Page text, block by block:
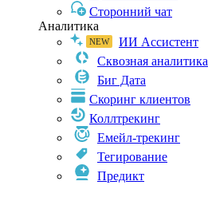
Сторонний чат
Аналитика
ИИ Ассистент
Сквозная аналитика
Биг Дата
Скоринг клиентов
Коллтрекинг
Емейл-трекинг
Тегирование
Предикт